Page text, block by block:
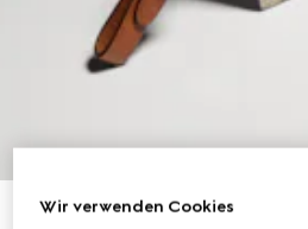
GG Emblem Kartenetui mit Riemen
Wir verwenden Cookies